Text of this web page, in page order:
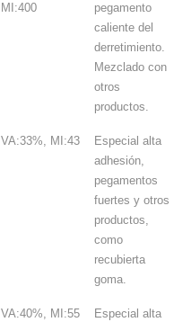
MI:400
pegamento
caliente del
derretimiento.
Mezclado con
otros
productos.
VA:33%, MI:43
Especial alta
adhesión,
pegamentos
fuertes y otros
productos,
como
recubierta
goma.
VA:40%, MI:55
Especial alta